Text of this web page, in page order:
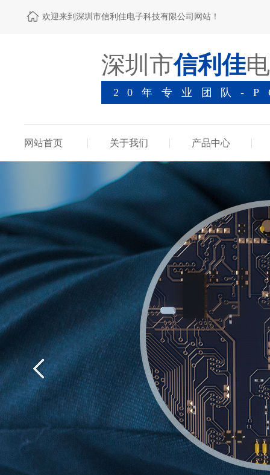
欢迎来到深圳市信利佳电子科技有限公司网站！
深圳市信利佳
20年专业团队-
网站首页 关于我们 产品中心